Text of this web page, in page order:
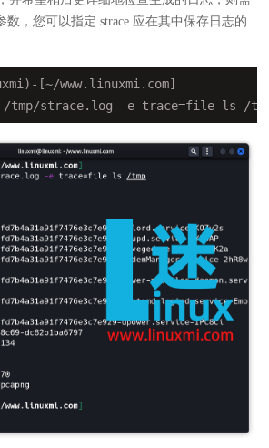
数，您可以指定 strace 应在其中保存日志的
[~/www.linuxmi.com]
tmp/strace.log -e trace=file ls /